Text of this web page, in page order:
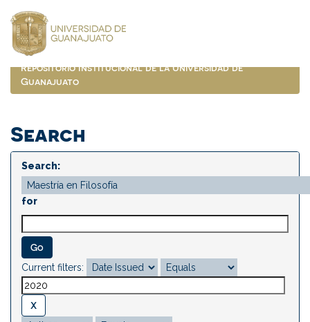
navigation
Repositorio Institucional de la Universidad de
Guanajuato
Search
Search:
for
Current filters: